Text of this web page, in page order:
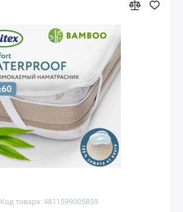
Код товара: 4811599005859